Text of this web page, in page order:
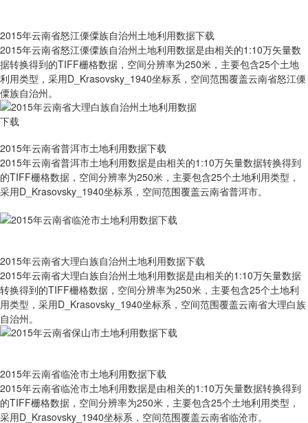
2015年云南省怒江傈僳族自治州土地利用数据下载
2015年云南省怒江傈僳族自治州土地利用数据是由相关的1:10万矢量数
据转换得到的TIFF栅格数据，空间分辨率为250米，主要包含25个土地
利用类型，采用D_Krasovsky_1940坐标系，空间范围覆盖云南省怒江傈
僳族自治州。
2015年云南省普洱市土地利用数据下载
2015年云南省普洱市土地利用数据是由相关的1:10万矢量数据转换得到
的TIFF栅格数据，空间分辨率为250米，主要包含25个土地利用类型，
采用D_Krasovsky_1940坐标系，空间范围覆盖云南省普洱市。
2015年云南省大理白族自治州土地利用数据下载
2015年云南省大理白族自治州土地利用数据是由相关的1:10万矢量数据
转换得到的TIFF栅格数据，空间分辨率为250米，主要包含25个土地利
用类型，采用D_Krasovsky_1940坐标系，空间范围覆盖云南省大理白族
自治州。
2015年云南省临沧市土地利用数据下载
2015年云南省临沧市土地利用数据是由相关的1:10万矢量数据转换得到
的TIFF栅格数据，空间分辨率为250米，主要包含25个土地利用类型，
采用D_Krasovsky_1940坐标系，空间范围覆盖云南省临沧市。